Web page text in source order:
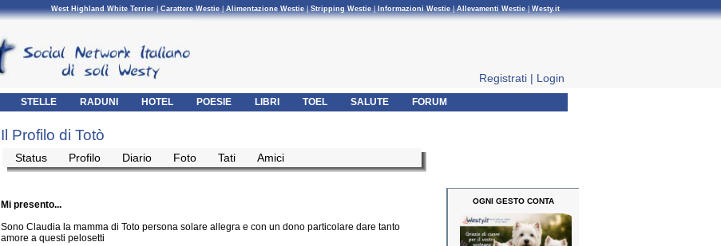
West Highland White Terrier|Carattere Westie|Alimentazione Westie|Stripping Westie| Informazioni Westie|Allevamenti Westie|Westy.it
Registrati | Login
STELLE RADUNI HOTEL POESIE LIBRI TOEL SALUTE FORUM
Il Profilo di Totò
Status Profilo Diario Foto Tati Amici
Mi presento...
Sono Claudia la mamma di Toto persona solare allegra e con un dono particolare dare tanto
amore a questi pelosetti
OGNI GESTO CONTA